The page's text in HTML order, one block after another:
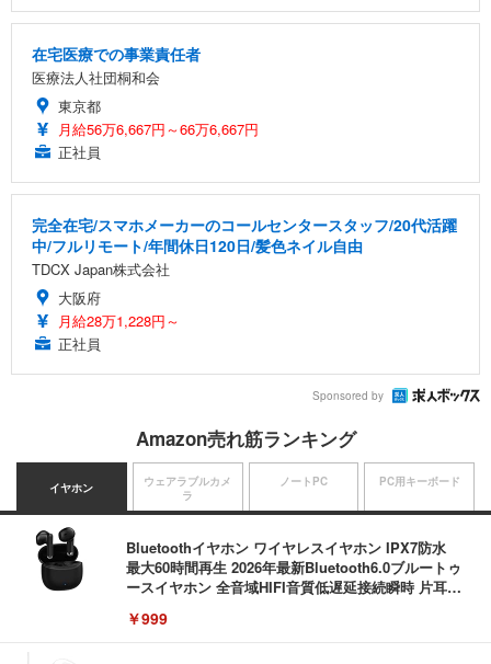
在宅医療での事業責任者
医療法人社団桐和会
東京都
月給56万6,667円～66万6,667円
正社員
完全在宅/スマホメーカーのコールセンタースタッフ/20代活躍
中/フルリモート/年間休日120日/髪色ネイル自由
TDCX Japan株式会社
大阪府
月給28万1,228円～
正社員
Sponsored by
Amazon売れ筋ランキング
イヤホン
Bluetoothイヤホン ワイヤレスイヤホン IPX7防水
最大60時間再生 2026年最新Bluetooth6.0ブルートゥ
ースイヤホン 全音域HIFI音質低遅延接続瞬時 片耳/
用iPhone/Android対応 (002 black)
￥999
ウェアラブルカメ
ラ
ノートPC PC用キーボード